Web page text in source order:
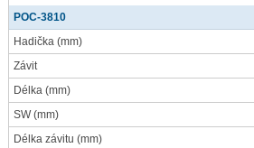
POC-3810
Hadička (mm)
Závit
Délka (mm)
SW(mm)
Délka závitu (mm)